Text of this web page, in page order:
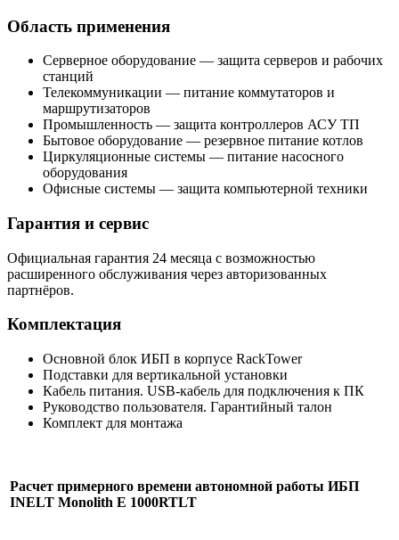
Область применения
Серверное оборудование — защита серверов и рабочих
станций
Телекоммуникации — питание коммутаторов и
маршрутизаторов
Промышленность — защита контроллеров АСУ ТП
Бытовое оборудование — резервное питание котлов
Циркуляционные системы — питание насосного
оборудования
Офисные системы — защита компьютерной техники
Гарантия и сервис
Официальная гарантия 24 месяца с возможностью
расширенного обслуживания через авторизованных
партнёров.
Комплектация
Основной блок ИБП в корпусе RackTower
Подставки для вертикальной установки
Кабель питания. USB-кабель для подключения к ПК
Руководство пользователя. Гарантийный талон
Комплект для монтажа
Расчет примерного времени автономной работы ИБП
INELT Monolith E 1000RTLT